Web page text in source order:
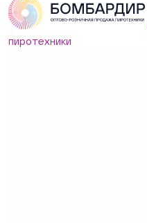
пиротехники